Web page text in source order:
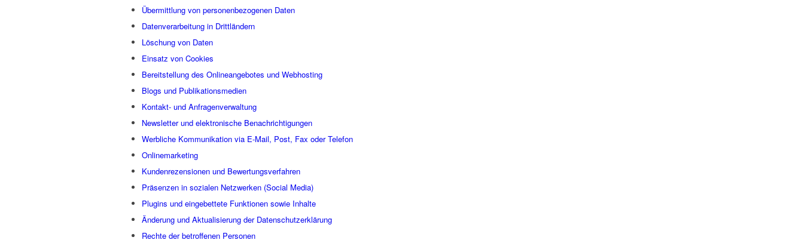
Übermittlung von personenbezogenen Daten
Datenverarbeitung in Drittländern
Löschung von Daten
Einsatz von Cookies
Bereitstellung des Onlineangebotes und Webhosting
Blogs und Publikationsmedien
Kontakt- und Anfragenverwaltung
Newsletter und elektronische Benachrichtigungen
Werbliche Kommunikation via E-Mail, Post, Fax oder Telefon
Onlinemarketing
Kundenrezensionen und Bewertungsverfahren
Präsenzen in sozialen Netzwerken (Social Media)
Plugins und eingebettete Funktionen sowie Inhalte
Änderung und Aktualisierung der Datenschutzerklärung
Rechte der betroffenen Personen